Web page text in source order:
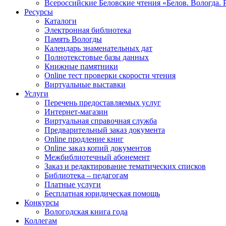
Всероссийские Беловские чтения «Белов. Вологда.
Ресурсы
Каталоги
Электронная библиотека
Память Вологды
Календарь знаменательных дат
Полнотекстовые базы данных
Книжные памятники
Online тест проверки скорости чтения
Виртуальные выставки
Услуги
Перечень предоставляемых услуг
Интернет-магазин
Виртуальная справочная служба
Предварительный заказ документа
Online продление книг
Online заказ копий документов
Межбиблиотечный абонемент
Заказ и редактирование тематических списков
Библиотека – педагогам
Платные услуги
Бесплатная юридическая помощь
Конкурсы
Вологодская книга года
Коллегам